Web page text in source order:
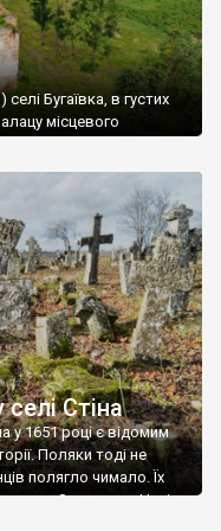
Бугаївка, в густих
місцевого
У 60-х роках минулого
лікарню. Коли із
[…]
Стіна
у 1651 році є відомим
Поляки тоді не
полягло чимало. Їх
Замковим. Нині